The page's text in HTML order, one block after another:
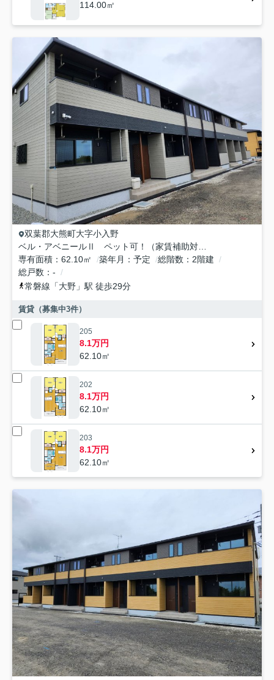
114.00㎡
双葉郡大熊町大字小入野
専有面積
62.10㎡ 築年月 予定 総階数
2階建
総戸数
-
常磐線 「大野 」駅 徒歩29分
賃貸（募集中3件）
205
8.1万円
62.10㎡
202
8.1万円
62.10㎡
203
8.1万円
62.10㎡